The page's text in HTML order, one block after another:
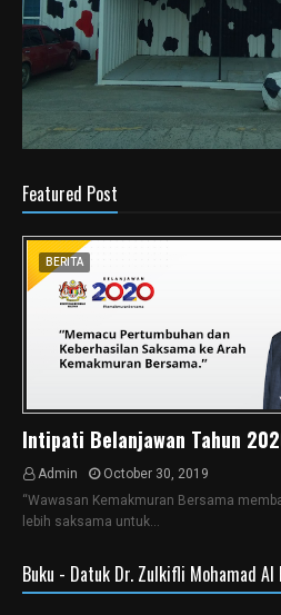
Featured Post
BERITA
Intipati Belanjawan Tahun
Admin
October 30, 2019
“Wawasan Kemakmuran Bersama
lebih saksama untuk…
Buku - Datuk Dr. Zulkifli Mohamad Al